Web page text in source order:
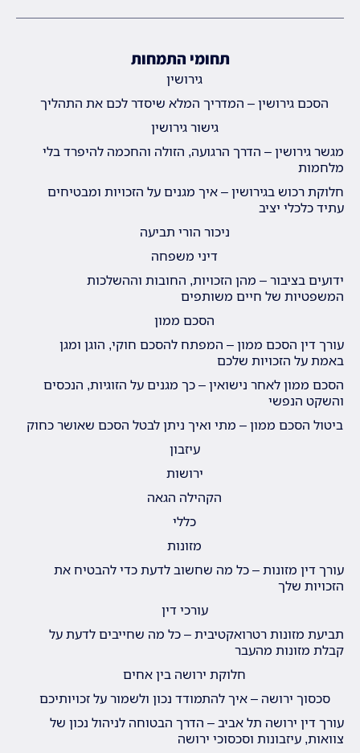
תחומי התמחות
גירושין
הסכם גירושין – המדריך המלא שיסדר לכם את התהליך
גישור גירושין
מגשר גירושין – הדרך הרגועה, הזולה והחכמה להיפרד בלי
מלחמות
חלוקת רכוש בגירושין – איך מגנים על הזכויות ומבטיחים
עתיד כלכלי יציב
ניכור הורי תביעה
דיני משפחה
ידועים בציבור – מהן הזכויות, החובות וההשלכות
המשפטיות של חיים משותפים
הסכם ממון
עורך דין הסכם ממון – המפתח להסכם חוקי, הוגן ומגן
באמת על הזכויות שלכם
הסכם ממון לאחר נישואין – כך מגנים על הזוגיות, הנכסים
והשקט הנפשי
ביטול הסכם ממון – מתי ואיך ניתן לבטל הסכם שאושר כחוק
עיזבון
ירושות
הקהילה הגאה
כללי
מזונות
עורך דין מזונות – כל מה שחשוב לדעת כדי להבטיח את
הזכויות שלך
עורכי דין
תביעת מזונות רטרואקטיבית – כל מה שחייבים לדעת על
קבלת מזונות מהעבר
חלוקת ירושה בין אחים
סכסוך ירושה – איך להתמודד נכון ולשמור על זכויותיכם
עורך דין ירושה תל אביב – הדרך הבטוחה לניהול נכון של
צוואות, עיזבונות וסכסוכי ירושה